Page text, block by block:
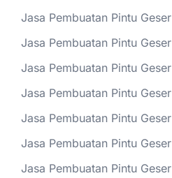
Jasa Pembuatan Pintu
Jasa Pembuatan Pintu
Jasa Pembuatan Pintu
Jasa Pembuatan Pintu
Jasa Pembuatan Pintu
Jasa Pembuatan Pintu
Jasa Pembuatan Pintu